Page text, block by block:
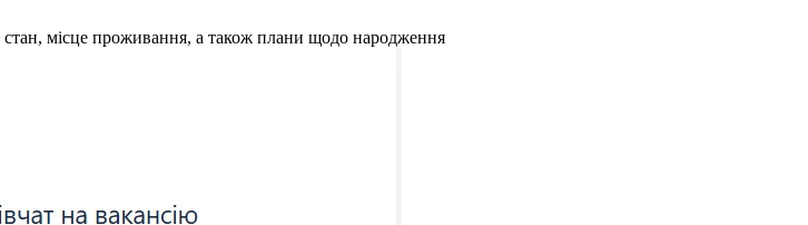
місце проживання, а також плани щодо народження